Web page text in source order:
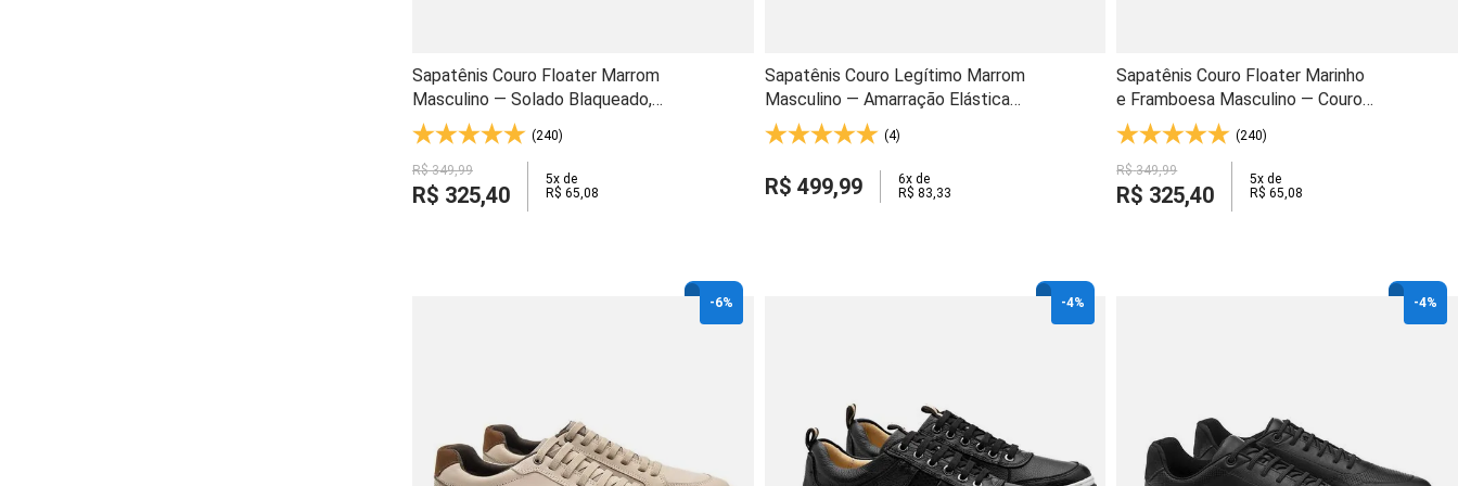
Sapatênis Couro Floater Marrom
Masculino — Solado Blaqueado,
Duplo Couro Natural - 1918
(240)
R$ 349,99
R$ 325,40
5x de
R$ 65,08
Sapatênis Couro Legítimo Marrom
Masculino — Amarração Elástica
Calce Fácil e Palmilha Anatômica
P.U. - RAV06DS2
(4)
R$ 499,99 6x de
R$ 83,33
Sapatênis Couro Floater Marinho
e Framboesa Masculino — Couro
Natural Solado Blaqueado e Calce
Fácil - 1918
(240)
R$ 349,99
R$ 325,40
5x de
R$ 65,08
-6% -4% -4%